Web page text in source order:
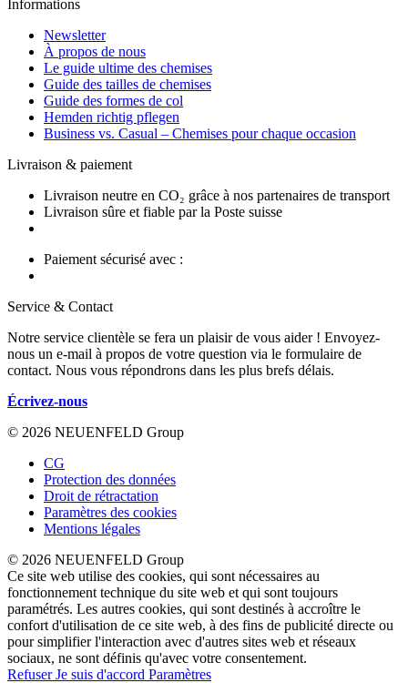
Informations
Newsletter
À propos de nous
Le guide ultime des chemises
Guide des tailles de chemises
Guide des formes de col
Hemden richtig pflegen
Business vs. Casual – Chemises pour chaque occasion
Livraison & paiement
Livraison neutre en CO₂ grâce à nos partenaires de transport
Livraison sûre et fiable par la Poste suisse
Paiement sécurisé avec :
Service & Contact
Notre service clientèle se fera un plaisir de vous aider ! Envoyez-
nous un e-mail à propos de votre question via le formulaire de
contact. Nous vous répondrons dans les plus brefs délais.
Écrivez-nous
© 2026 NEUENFELD Group
CG
Protection des données
Droit de rétractation
Paramètres des cookies
Mentions légales
© 2026 NEUENFELD Group
Ce site web utilise des cookies, qui sont nécessaires au
fonctionnement technique du site web et qui sont toujours
paramétrés. Les autres cookies, qui sont destinés à accroître le
confort d'utilisation de ce site web, à des fins de publicité directe ou
pour simplifier l'interaction avec d'autres sites web et réseaux
sociaux, ne sont définis qu'avec votre consentement.
RefuserJe suis d'accord Paramètres